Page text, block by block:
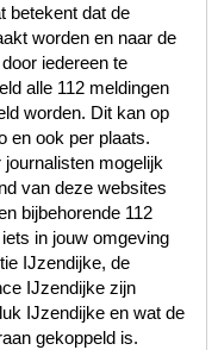
betekent dat de
worden en naar de
iedereen te
alle 112 meldingen
worden. Dit kan op
en ook per plaats.
mogelijk
van deze websites
bijbehorende 112
in jouw omgeving
IJzendijke, de
IJzendijke zijn
IJzendijke en wat de
gekoppeld is.